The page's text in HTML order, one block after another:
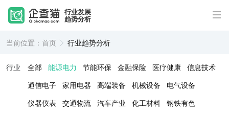
行业发展
趋势分析
当前位置： 首页 行业趋势分析
行业 全部 能源电力 节能环保 金融保险 医疗健康 信息技术
通信电子 家用电器 高端装备 机械设备
电气设备
仪器仪表
交通物流 汽车产业 化工材料 钢铁有色